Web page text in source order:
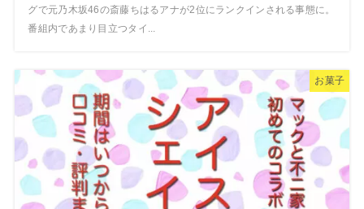
グで元乃木坂46の斎藤ちはるアナが2位にランクインされる事態に。
番組内であまり目立つタイ...
お菓子